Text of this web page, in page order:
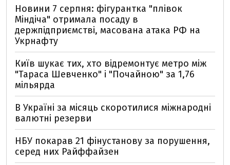
Новини 7 серпня: фігурантка "плівок
Міндіча" отримала посаду в
держпідприємстві, масована атака РФ на
Укрнафту
Київ шукає тих, хто відремонтує метро між
"Тараса Шевченко" і "Почайною" за 1,76
мільярда
В Україні за місяць скоротилися міжнародні
валютні резерви
НБУ покарав 21 фінустанову за порушення,
серед них Райффайзен